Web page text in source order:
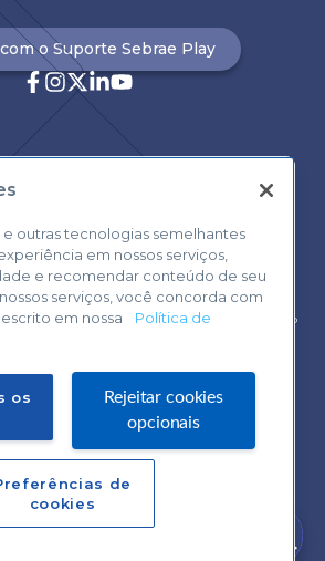
0800 570 0800
o Suporte Sebrae Play
Voltar ao topo
e outras tecnologias semelhantes
em nossos serviços,
e recomendar conteúdo de seu
serviços, você concorda com
em nossa
Política de
os
Rejeitar cookies
opcionais
de
cookies